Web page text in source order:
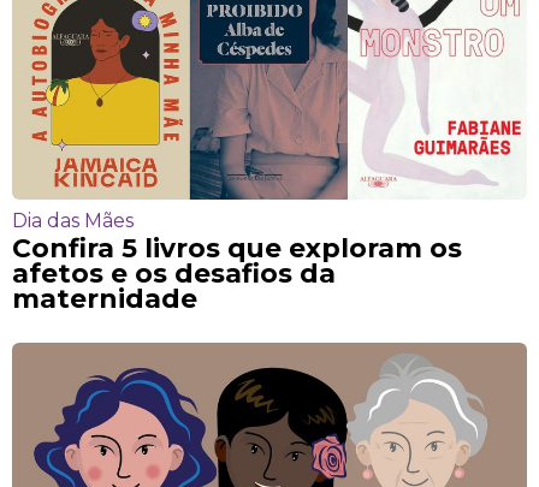
Dia das Mães
Confira 5 livros que exploram os
afetos e os desafios da
maternidade